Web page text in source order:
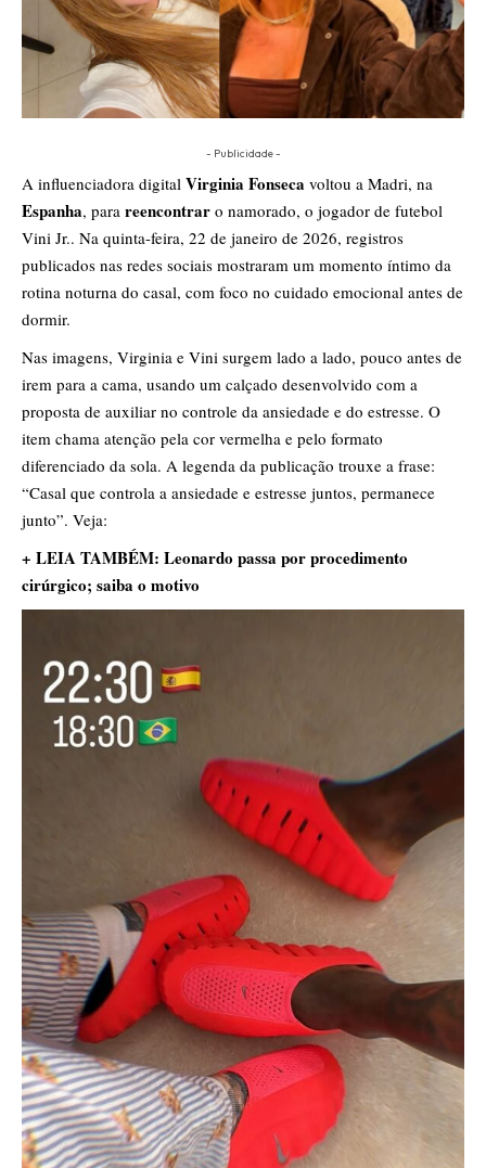
- Publicidade -
A influenciadora digital Virginia Fonseca voltou a Madri, na
Espanha, para reencontrar o namorado, o jogador de futebol
Vini Jr.. Na quinta-feira, 22 de janeiro de 2026, registros
publicados nas redes sociais mostraram um momento íntimo da
rotina noturna do casal, com foco no cuidado emocional antes de
dormir.
Nas imagens, Virginia e Vini surgem lado a lado, pouco antes de
irem para a cama, usando um calçado desenvolvido com a
proposta de auxiliar no controle da ansiedade e do estresse. O
item chama atenção pela cor vermelha e pelo formato
diferenciado da sola. A legenda da publicação trouxe a frase:
“Casal que controla a ansiedade e estresse juntos, permanece
junto”. Veja:
+ LEIA TAMBÉM: Leonardo passa por procedimento
cirúrgico; saiba o motivo